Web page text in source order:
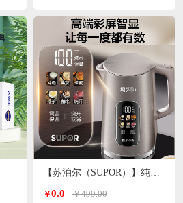
￥0.0 ￥499.00